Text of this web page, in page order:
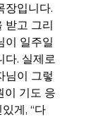
장입니다.
받고 그리
이 일주일
다. 실제로
님이 그렇
이 기도 응
게, “다